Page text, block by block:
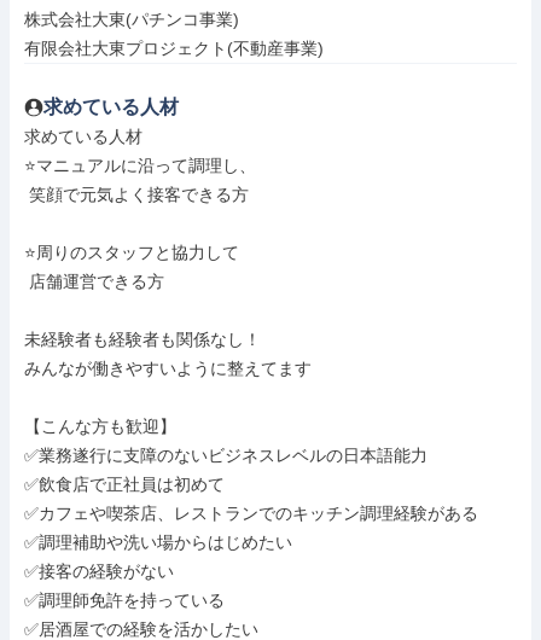
株式会社大東(パチンコ事業)
有限会社大東プロジェクト(不動産事業)
求めている人材
求めている人材
⭐マニュアルに沿って調理し、
⭐周りのスタッフと協力して
未経験者も経験者も関係なし！
みんなが働きやすいように整えてます
【こんな方も歓迎】
✅業務遂行に支障のないビジネスレベルの日本語能力
✅飲食店で正社員は初めて
✅カフェや喫茶店、レストランでのキッチン調理経験がある
✅調理補助や洗い場からはじめたい
✅接客の経験がない
✅調理師免許を持っている
✅居酒屋での経験を活かしたい